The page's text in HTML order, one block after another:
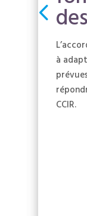
à
CCIR.